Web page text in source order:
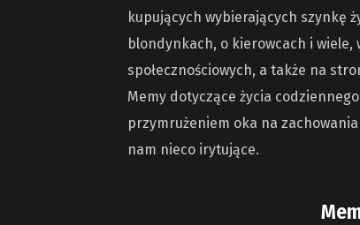
kupujących wybierających szynkę
blondynkach, o kierowcach i
społecznościowych, a także na
Memy dotyczące życia
przymrużeniem oka na
nam nieco irytujące.